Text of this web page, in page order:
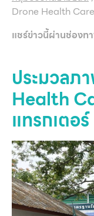
Drone Health
แชร์ข่าวนี้ผ่านช่องท
ประมวลภ
Health
แทรกเตอร์